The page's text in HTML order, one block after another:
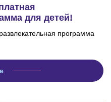
для детей!
программа